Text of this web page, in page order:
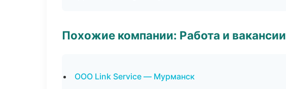
Похожие компании: Работа и вакансии
ООО Link Service — Мурманск